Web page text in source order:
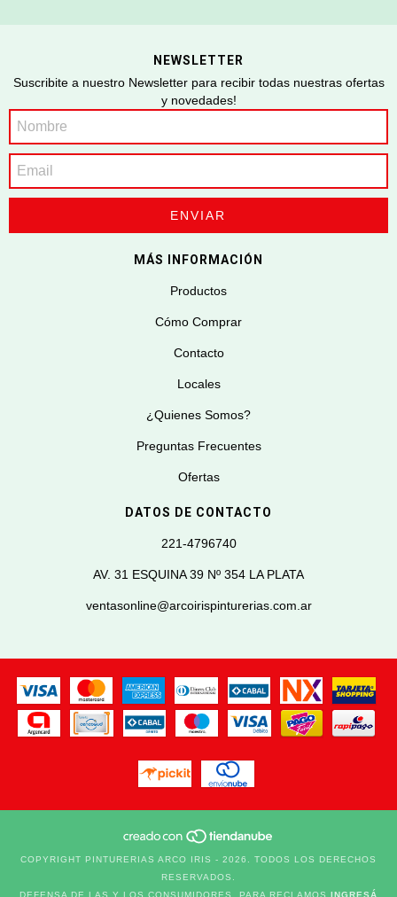
NEWSLETTER
Suscribite a nuestro Newsletter para recibir todas nuestras ofertas
y novedades!
MÁS INFORMACIÓN
Productos
Cómo Comprar
Contacto
Locales
¿Quienes Somos?
Preguntas Frecuentes
Ofertas
DATOS DE CONTACTO
221-4796740
AV. 31 ESQUINA 39 Nº 354 LA PLATA
ventasonline@arcoirispinturerias.com.ar
COPYRIGHT PINTURERIAS ARCO IRIS - 2026. TODOS LOS DERECHOS
RESERVADOS.